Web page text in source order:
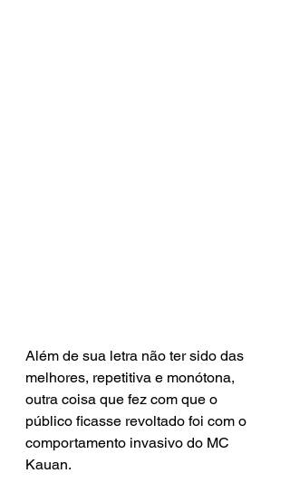
Além de sua letra não ter sido das
melhores, repetitiva e monótona,
outra coisa que fez com que o
público ficasse revoltado foi com o
comportamento invasivo do MC
Kauan.